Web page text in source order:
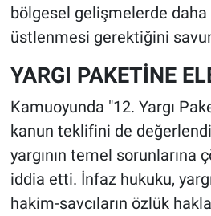
bölgesel gelişmelerde
üstlenmesi gerektiğini
YARGI PAKETİNE
Kamuoyunda "12. Yargı
kanun teklifini de
yargının temel sorunlarına
iddia etti. İnfaz hukuku, yargı
hakim-savcıların özlük